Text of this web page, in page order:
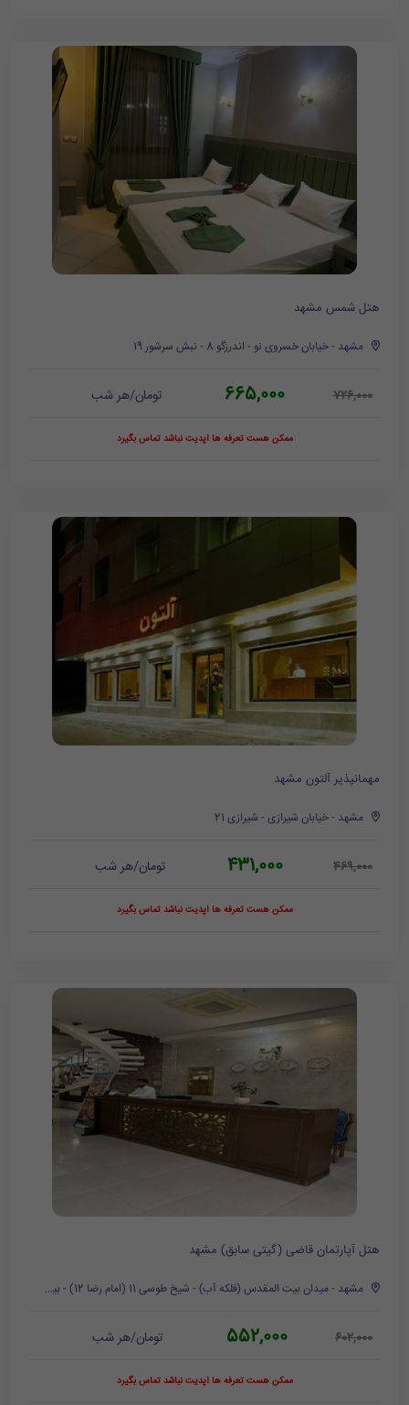
هتل شمس مشهد
مشهد - خیابان خسروی نو - اندرزگو 8 - نبش سرشور 19
726,000
665,000 تومان/هر شب
ممکن هست تعرفه ها آپدیت نباشد تماس بگیرد
مهمانپذیر آلتون مشهد
مشهد - خیابان شیرازی - شیرازی 21
469,000
431,000 تومان/هر شب
ممکن هست تعرفه ها آپدیت نباشد تماس بگیرد
هتل آپارتمان قاضی (گیتی سابق) مشهد
مشهد - میدان بیت المقدس (فلکه آب) - شیخ طوسی 11 (امام رضا 12) - بین رجب زاده 9 و 13
602,000
552,000 تومان/هر شب
ممکن هست تعرفه ها آپدیت نباشد تماس بگیرد